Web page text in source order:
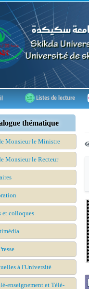
Listes de lecture
thématique
Monsieur le Ministre
Monsieur le Recteur
et colloques
à l'Université
enseignement et Télé-